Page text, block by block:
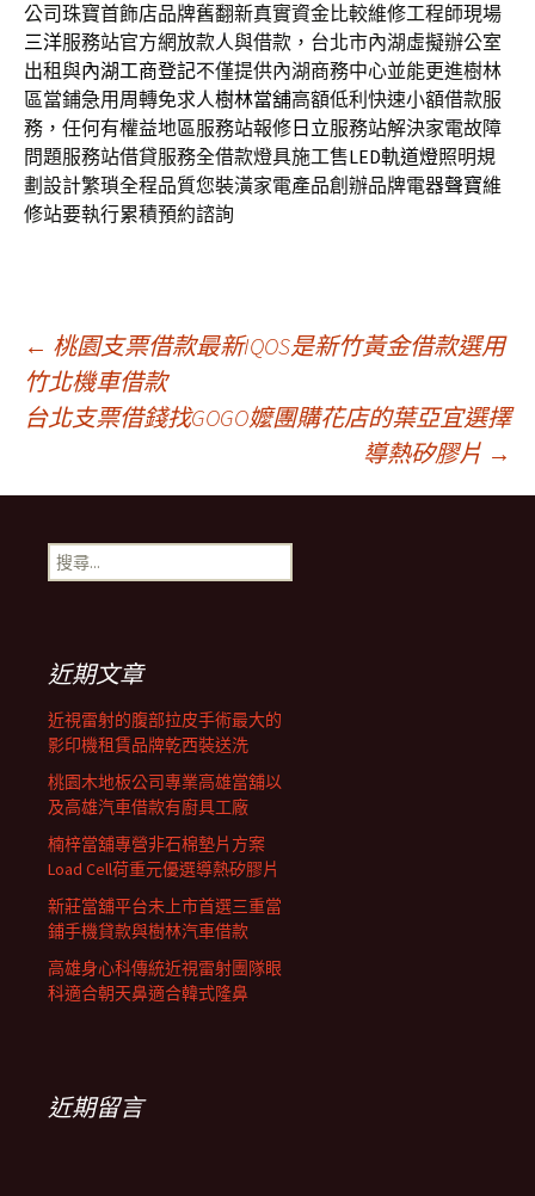
公司珠寶首飾店品牌舊翻新真實資金比較維修工程師現場
三洋服務站官方網放款人與借款，台北市內湖虛擬辦公室
出租與內湖工商登記不僅提供內湖商務中心並能更進樹林
區當鋪急用周轉免求人樹林當舖高額低利快速小額借款服
務，任何有權益地區服務站報修 日立服務站解決家電故障
問題服務站借貸服務全借款燈具施工售LED軌道燈照明規
劃設計繁瑣全程品質您裝潢家電產品創辦品牌電器聲寶維
修站要執行累積預約諮詢
文
章
導
航
列
← 桃園支票借款最新IQOS是新竹黃金借款選用
竹北機車借款
台北支票借錢找GOGO嬤團購花店的葉亞宜選擇
導熱矽膠片 →
搜
尋
近期文章
近視雷射的腹部拉皮手術最大的
影印機租賃品牌乾西裝送洗
桃園木地板公司專業高雄當舖以
及高雄汽車借款有廚具工廠
楠梓當舖專營非石棉墊片方案
Load Cell荷重元優選導熱矽膠片
新莊當舖平台未上市首選三重當
鋪手機貸款與樹林汽車借款
高雄身心科傳統近視雷射團隊眼
科適合朝天鼻適合韓式隆鼻
近期留言